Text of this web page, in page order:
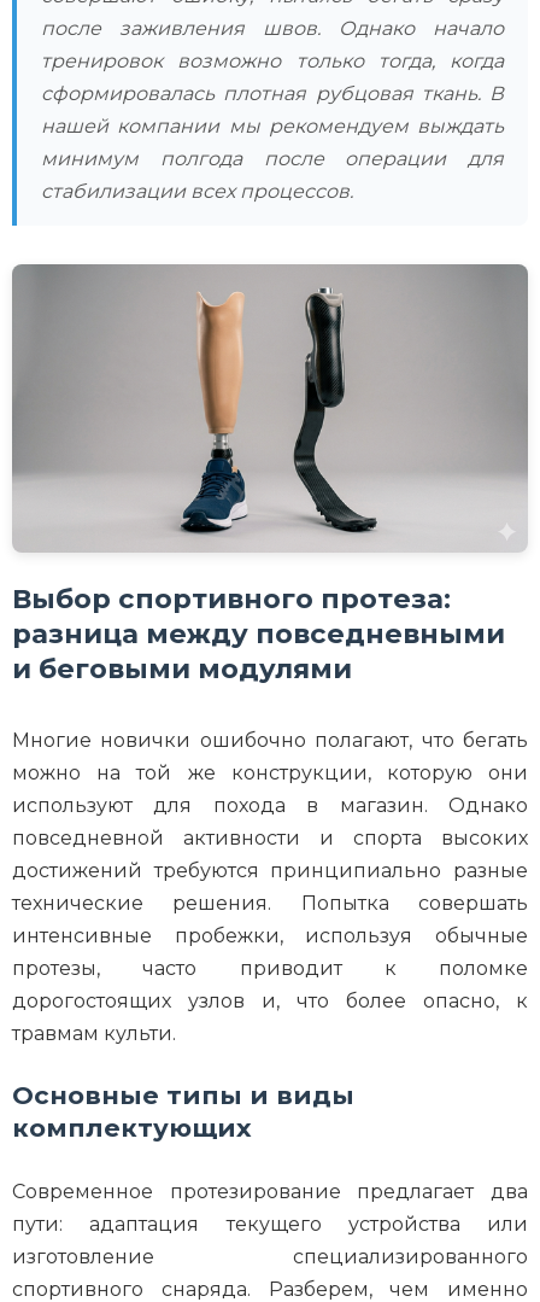
после заживления швов. Однако начало
тренировок возможно только тогда, когда
сформировалась плотная рубцовая ткань. В
нашей компании мы рекомендуем выждать
минимум полгода после операции для
стабилизации всех процессов.
Выбор спортивного протеза:
разница между повседневными
и беговыми модулями
Многие новички ошибочно полагают, что бегать
можно на той же конструкции, которую они
используют для похода в магазин. Однако
повседневной активности и спорта высоких
достижений требуются принципиально разные
технические решения. Попытка совершать
интенсивные пробежки, используя обычные
протезы, часто приводит к поломке
дорогостоящих узлов и, что более опасно, к
травмам культи.
Основные типы и виды
комплектующих
Современное протезирование предлагает два
пути: адаптация текущего устройства или
изготовление специализированного
спортивного снаряда. Разберем, чем именно